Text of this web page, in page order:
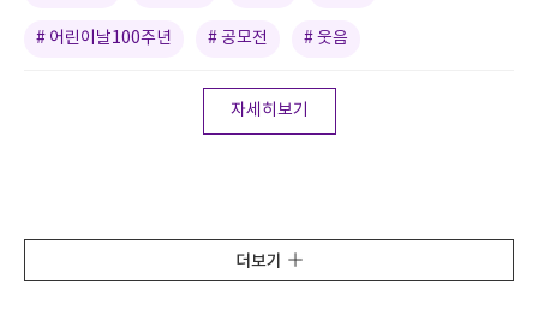
# 어린이날100주년 # 공모전 # 웃음
자세히보기
더보기